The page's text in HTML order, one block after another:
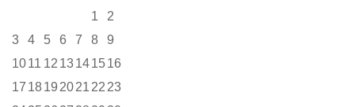
1
2
3
4 5 6 7 8
9
1011 12 13141516
17 1819 2021 22 23